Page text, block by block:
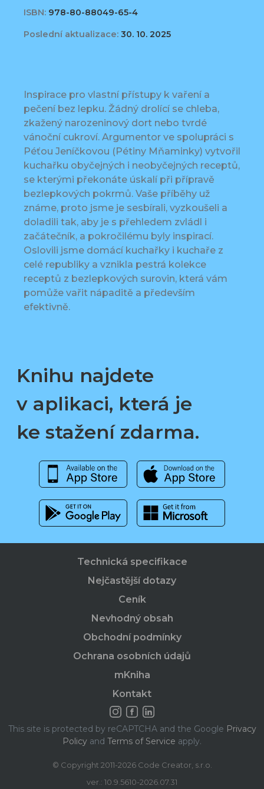
ISBN: 978-80-88049-65-4
Poslední aktualizace: 30. 10. 2025
Inspirace pro vlastní přístupy k vaření a
pečení bez lepku. Žádný drolící se chleba,
zkažený narozeninový dort nebo tvrdé
vánoční cukroví. Argumentor ve spolupráci s
Péťou Jeníčkovou (Pétiny Mňaminky) vytvořil
kuchařku obyčejných i neobyčejných receptů,
se kterými překonáte úskalí při přípravě
bezlepkových pokrmů. Vaše příběhy už
známe, proto jsme je sesbírali, vyzkoušeli a
doladili tak, aby je s přehledem zvládl i
začátečník, a pokročilému byly inspirací.
Oslovili jsme domácí kuchařky i kuchaře z
celé republiky a vznikla pestrá kolekce
receptů z bezlepkových surovin, která vám
pomůže vařit nápaditě a především
efektivně.
Knihu najdete
v aplikaci, která je
ke stažení zdarma.
Technická specifikace
Nejčastější dotazy
Ceník
Nevhodný obsah
Obchodní podmínky
Ochrana osobních údajů
mKniha
Kontakt
This site is protected by reCAPTCHA and the Google Privacy
Policy and Terms of Service apply.
© Copyright 2011-2026 Code Creator, s.r.o.
ver.: 10.9.5610-2026.07.31